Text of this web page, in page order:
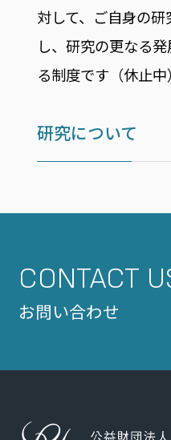
対して、ご自身の
し、研究の更なる
る制度です（休止中
研究について
CONTACT
お問い合わせ